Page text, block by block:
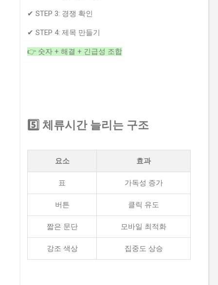
✔ STEP 3: 경쟁 확인
✔ STEP 4: 제목 만들기
👉 숫자 + 해결 + 긴급성 조합
5️⃣ 체류시간 늘리는 구조
요소 효과
표 가독성 증가
버튼 클릭 유도
짧은 문단 모바일 최적화
강조 색상 집중도 상승